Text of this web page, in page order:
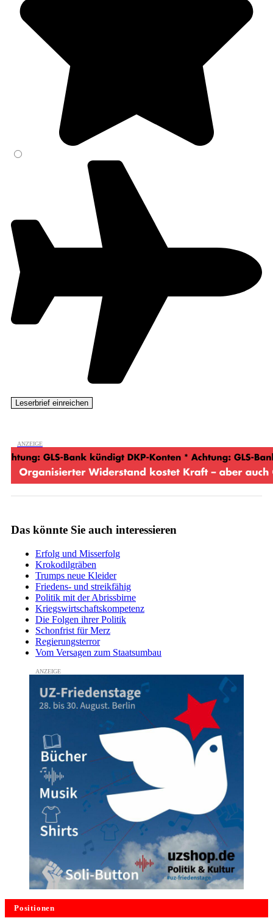
Das könnte Sie auch interessieren
Erfolg und Misserfolg
Krokodilgräben
Trumps neue Kleider
Friedens- und streikfähig
Politik mit der Abrissbirne
Kriegswirtschaftskompetenz
Die Folgen ihrer Politik
Schonfrist für Merz
Regierungsterror
Vom Versagen zum Staatsumbau
Positionen